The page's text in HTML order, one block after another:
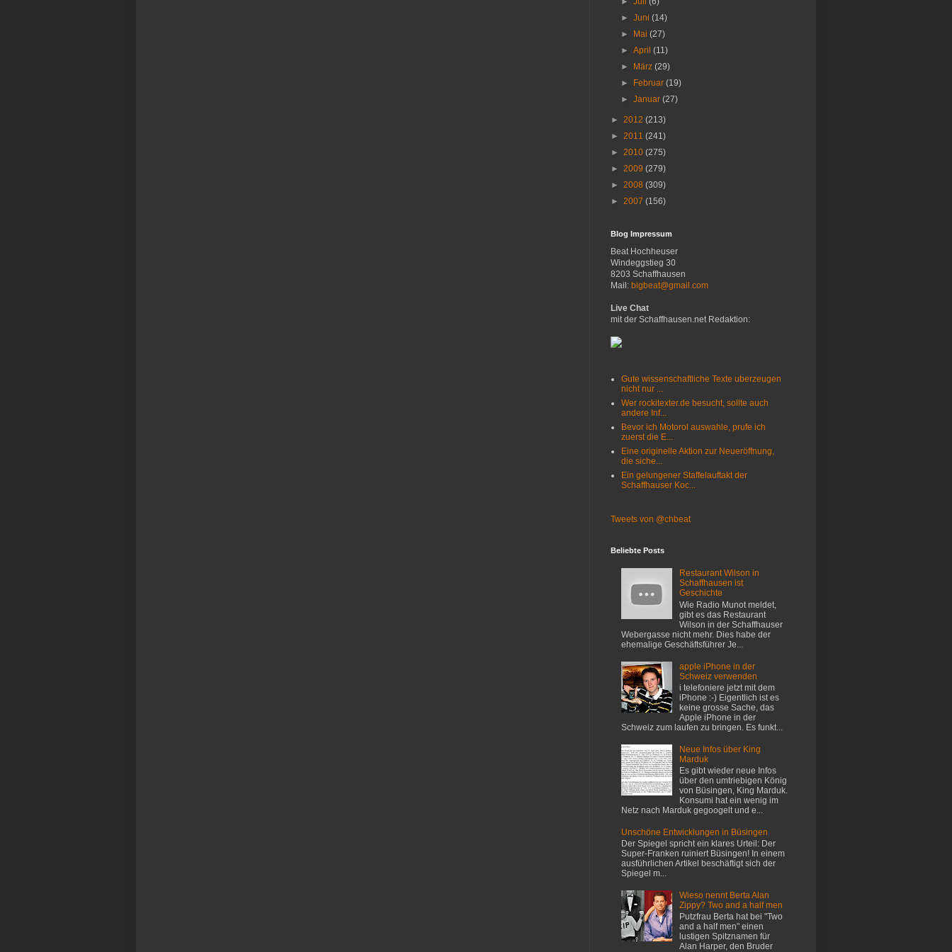
►Juni(14)
►
Mai(27)
►April(11)
►
März(29)
►
Februar(19)
►Januar(27)
► 2012 (213)
► 2011 (241)
► 2010 (275)
► 2009 (279)
► 2008 (309)
► 2007 (156)
Blog Impressum
Beat Hochheuser
Windeggstieg 30
8203 Schaffhausen
Mail: bigbeat@gmail.com
Live Chat
mit der Schaffhausen.net Redaktion:
Gute wissenschaftliche Texte uberzeugen
nicht nur ...
Wer rockitexter.de besucht, sollte auch
andere Inf...
Bevor ich Motorol auswahle, prufe ich
zuerst die E...
Eine originelle Aktion zur Neueröffnung,
die siche...
Ein gelungener Staffelauftakt der
Schaffhauser Koc...
Tweets von @chbeat
Beliebte Posts
Restaurant Wilson in
Schaffhausen ist
Geschichte
Wie Radio Munot meldet,
gibt es das Restaurant
Wilson in der Schaffhauser
Webergasse nicht mehr. Dies habe der
ehemalige Geschäftsführer Je...
apple iPhone in der
Schweiz verwenden
i telefoniere jetzt mit dem
iPhone :-) Eigentlich ist es
keine grosse Sache, das
Apple iPhone in der
Schweiz zum laufen zu bringen. Es funkt...
Neue Infos über King
Marduk
Es gibt wieder neue Infos
über den umtriebigen König
von Büsingen, King Marduk.
Konsumi hat ein wenig im
Netz nach Marduk gegoogelt und e...
Unschöne Entwicklungen in Büsingen
Der Spiegel spricht ein klares Urteil: Der
Super-Franken ruiniert Büsingen! In einem
ausführlichen Artikel beschäftigt sich der
Spiegel m...
Wieso nennt Berta Alan
Zippy? Two and a half men
Putzfrau Berta hat bei "Two
and a half men" einen
lustigen Spitznamen für
Alan Harper, den Bruder